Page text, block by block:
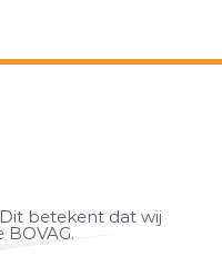
betekent dat wij